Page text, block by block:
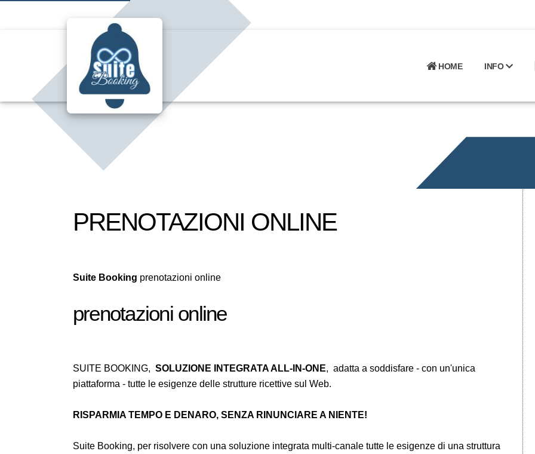
HOME INFO
PRENOTAZIONI ONLINE
Suite Booking prenotazioni online
prenotazioni online
SUITE BOOKING, SOLUZIONE INTEGRATA ALL-IN-ONE, adatta a soddisfare - con un'unica
piattaforma - tutte le esigenze delle strutture ricettive sul Web.
RISPARMIA TEMPO E DENARO, SENZA RINUNCIARE A NIENTE!
Suite Booking, per risolvere con una soluzione integrata multi-canale tutte le esigenze di una struttura